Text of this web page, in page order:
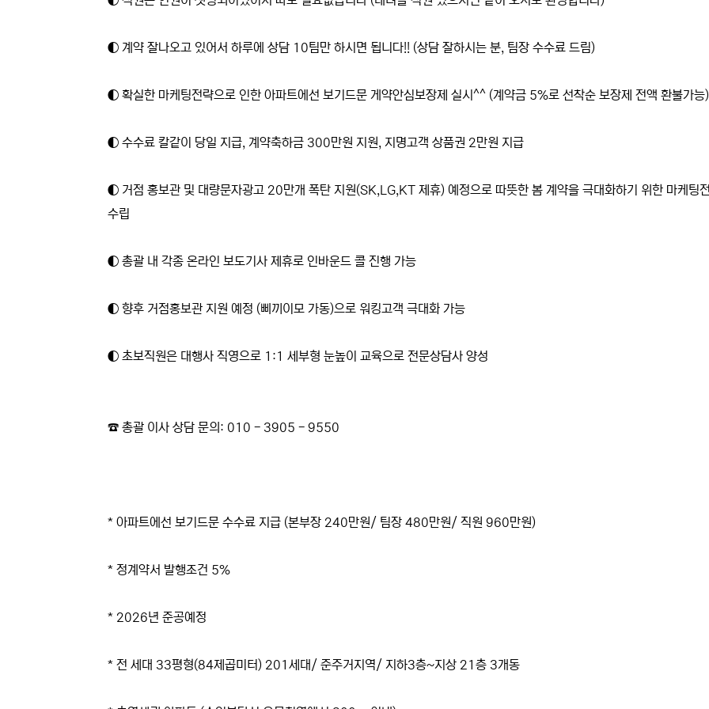
◐ 계약 잘나오고 있어서 하루에 상담 10팀만 하시면 됩니다!! (상담 잘하시는 분, 팀장 수수료 드림)
◐ 확실한 마케팅전략으로 인한 아파트에선 보기드문 게약안심보장제 실시^^ (계약금 5%로 선착순 보장제 전액 환불가능)
◐ 수수료 칼같이 당일 지급, 계약축하금 300만원 지원, 지명고객 상품권 2만원 지급
◐ 거점 홍보관 및 대량문자광고 20만개 폭탄 지원(SK,LG,KT 제휴) 예정으로 따뜻한 봄 계약을 극대화하기 위한 마케팅
수립
◐ 총괄 내 각종 온라인 보도기사 제휴로 인바운드 콜 진행 가능
◐ 향후 거점홍보관 지원 예정 (삐끼이모 가동)으로 워킹고객 극대화 가능
◐ 초보직원은 대행사 직영으로 1:1 세부형 눈높이 교육으로 전문상담사 양성
☎ 총괄 이사 상담 문의: 010 - 3905 - 9550
* 아파트에선 보기드문 수수료 지급 (본부장 240만원/ 팀장 480만원/ 직원 960만원)
* 정계약서 발행조건 5%
* 2026년 준공예정
* 전 세대 33평형(84제곱미터) 201세대/ 준주거지역/ 지하3층~지상 21층 3개동